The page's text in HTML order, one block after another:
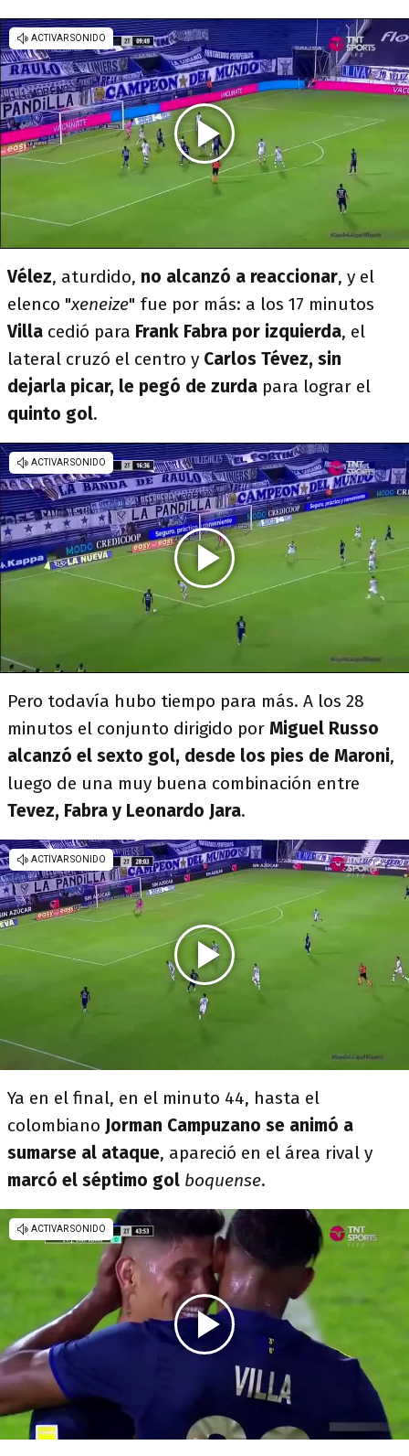
Vélez, aturdido, no alcanzó a reaccionar, y el
elenco "xeneize" fue por más: a los 17 minutos
Villa cedió para Frank Fabra por izquierda, el
lateral cruzó el centro y Carlos Tévez, sin
dejarla picar, le pegó de zurda para lograr el
quinto gol.
Pero todavía hubo tiempo para más. A los 28
minutos el conjunto dirigido por Miguel Russo
alcanzó el sexto gol, desde los pies de Maroni,
luego de una muy buena combinación entre
Tevez, Fabra y Leonardo Jara.
Ya en el final, en el minuto 44, hasta el
colombiano Jorman Campuzano se animó a
sumarse al ataque, apareció en el área rival y
marcó el séptimo gol boquense.